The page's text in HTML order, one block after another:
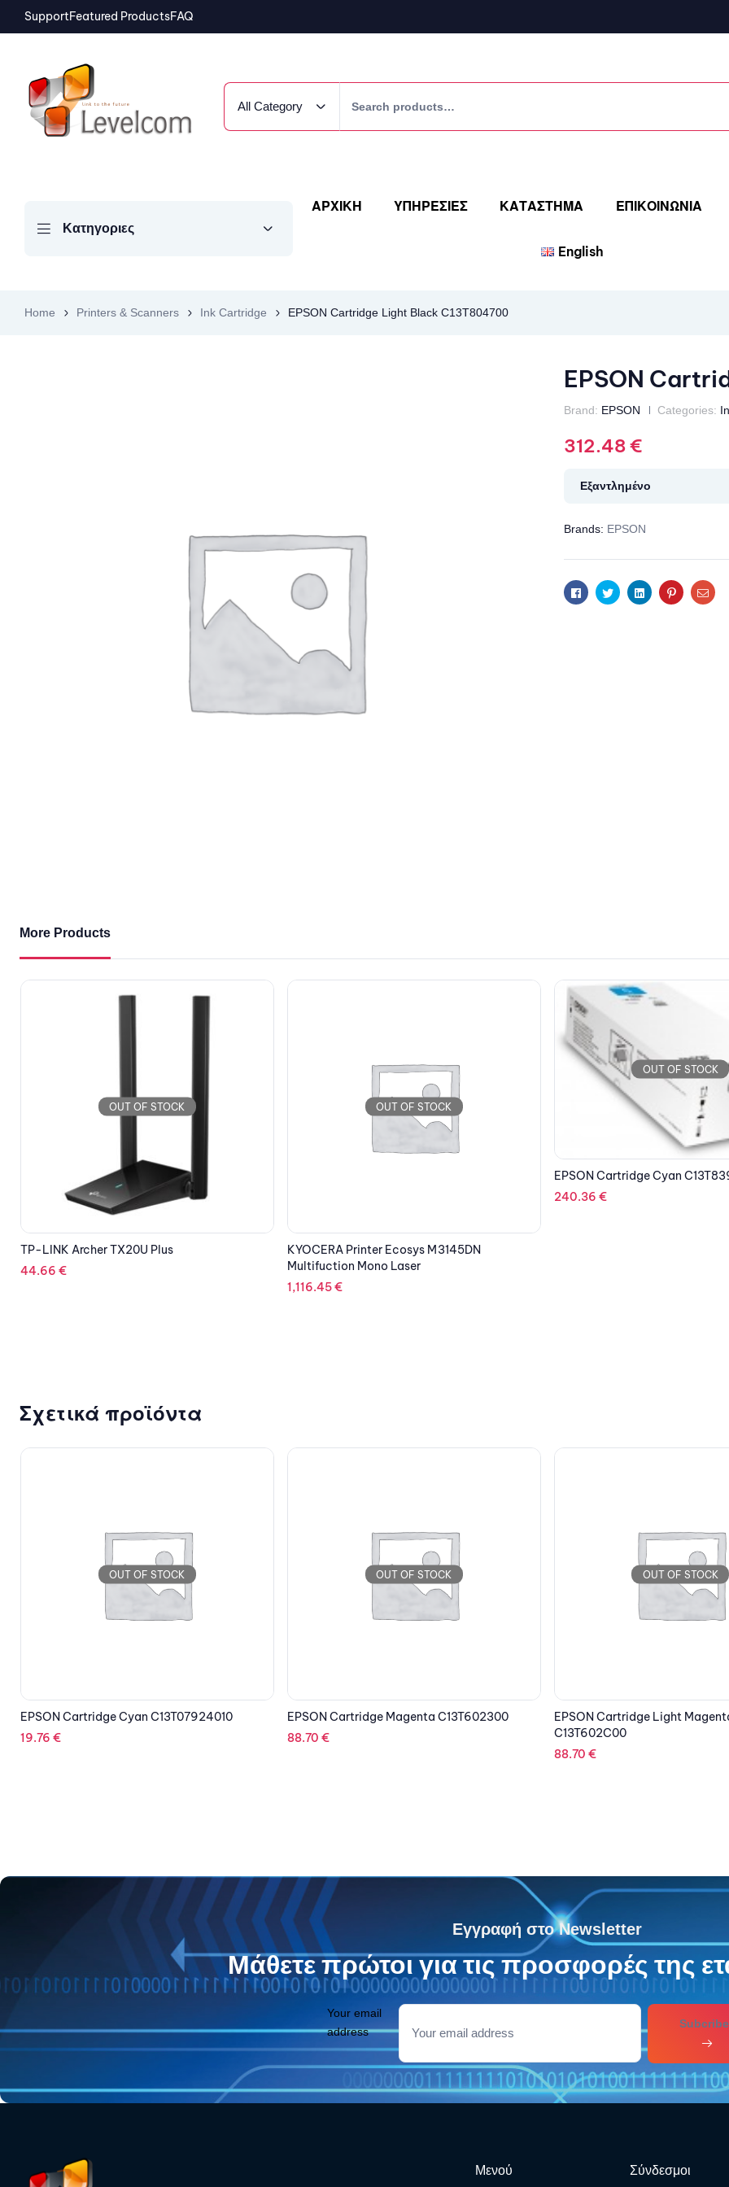
SupportFeatured ProductsFAQ
All Category
Κατηγοριες
ΑΡΧΙΚΗ ΥΠΗΡΕΣΙΕΣ ΚΑΤΑΣΤΗΜΑ ΕΠΙΚΟΙΝΩΝΙΑ
English
Home Printers & Scanners Ink Cartridge EPSON Cartridge Light Black C13T804700
EPSON
Brand: EPSON Categories:
312.48€
Εξαντλημένο
Brands: EPSON
FacebookTwitterLinkedinPinterestEmail
More Products
OUT OF STOCK
KYOCERA Printer Ecosys M3145DN
Multifuction Mono Laser
OUT OF STOCK
OUT OF STOCK
Σχετικά προϊόντα
OUT OF STOCK
EPSON Cartridge Magenta C13T602300
88.70€
OUT OF STOCK
EPSON Cartridge Light Magenta
C13T602C00
OUT OF STOCK
EPSON Cartridge Cyan
88.70€
Εγγραφή στο Newsletter
Μάθετε πρώτοι για τις προσφορές της
Your email
address
Μενού Σύνδεσμοι